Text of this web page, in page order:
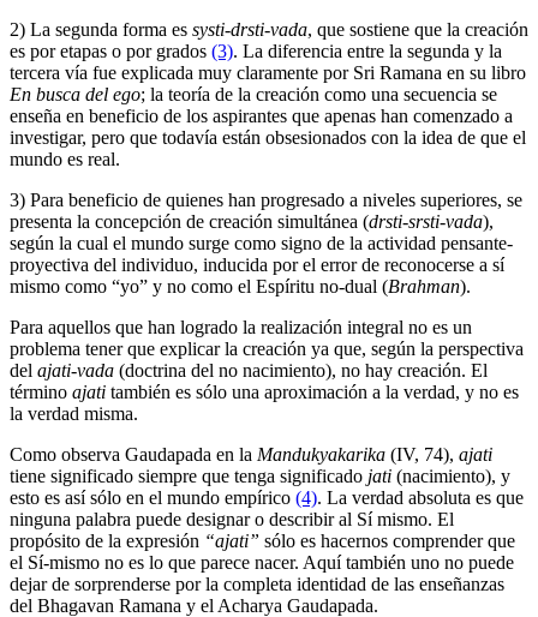
2) La segunda forma es systi-drsti-vada, que sostiene que la creación
es por etapas o por grados (3). La diferencia entre la segunda y la
tercera vía fue explicada muy claramente por Sri Ramana en su libro
En busca del ego; la teoría de la creación como una secuencia se
enseña en beneficio de los aspirantes que apenas han comenzado a
investigar, pero que todavía están obsesionados con la idea de que el
mundo es real.
3) Para beneficio de quienes han progresado a niveles superiores, se
presenta la concepción de creación simultánea (drsti-srsti-vada),
según la cual el mundo surge como signo de la actividad pensante-
proyectiva del individuo, inducida por el error de reconocerse a sí
mismo como “yo” y no como el Espíritu no-dual (Brahman).
Para aquellos que han logrado la realización integral no es un
problema tener que explicar la creación ya que, según la perspectiva
del ajati-vada (doctrina del no nacimiento), no hay creación. El
término ajati también es sólo una aproximación a la verdad, y no es
la verdad misma.
Como observa Gaudapada en la Mandukyakarika (IV, 74), ajati
tiene significado siempre que tenga significado jati (nacimiento), y
esto es así sólo en el mundo empírico (4). La verdad absoluta es que
ninguna palabra puede designar o describir al Sí mismo. El
propósito de la expresión “ajati” sólo es hacernos comprender que
el Sí-mismo no es lo que parece nacer. Aquí también uno no puede
dejar de sorprenderse por la completa identidad de las enseñanzas
del Bhagavan Ramana y el Acharya Gaudapada.